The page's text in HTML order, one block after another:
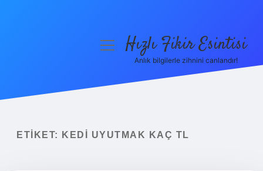
Yasal Uyarı
menüyüHızlı Fikir Esintisi
Anlık bilgilerle zihnini canlandır!
ETIKET: KEDI UYUTMAK KAÇ TL